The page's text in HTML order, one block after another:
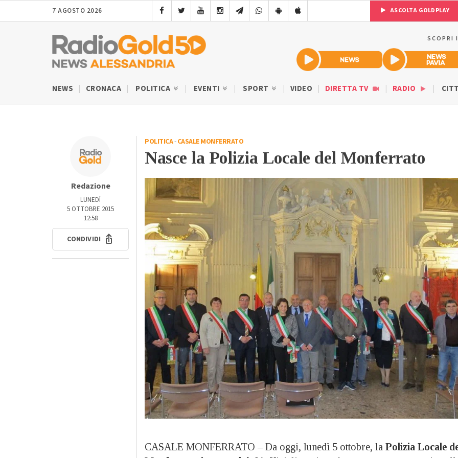
7 AGOSTO 2026 ASCOLTA GOLDPLAY
SCOPRI
NEWS CRONACA POLITICA EVENTI SPORT VIDEO DIRETTA TV RADIO
Redazione
LUNEDÌ
5 OTTOBRE 2015
12:58
CONDIVIDI
POLITICA-CASALE MONFERRATO
Nasce la Polizia Locale del Monferrato
CASALE MONFERRATO – Da oggi, lunedì 5 ottobre, la Polizia Locale